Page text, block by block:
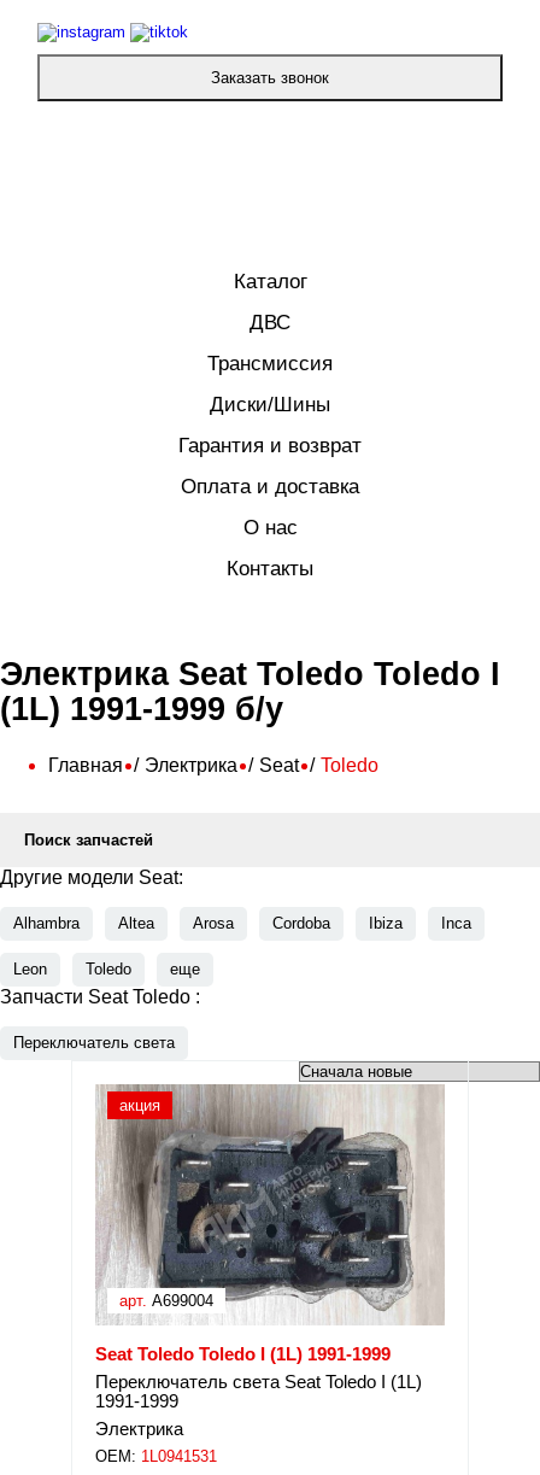
Заказать звонок
Каталог
ДВС
Трансмиссия
Диски/Шины
Гарантия и возврат
Оплата и доставка
О нас
Контакты
Электрика Seat Toledo Toledo I
(1L) 1991-1999 б/у
Главная Электрика Seat Toledo
Поиск запчастей
Другие модели Seat:
Alhambra Altea Arosa Cordoba Ibiza Inca
Leon Toledo еще
Запчасти Seat Toledo :
Переключатель света
акция
арт. A699004
Seat Toledo Toledo I (1L) 1991-1999
Переключатель света Seat Toledo I (1L)
1991-1999
Электрика
OEM: 1L0941531